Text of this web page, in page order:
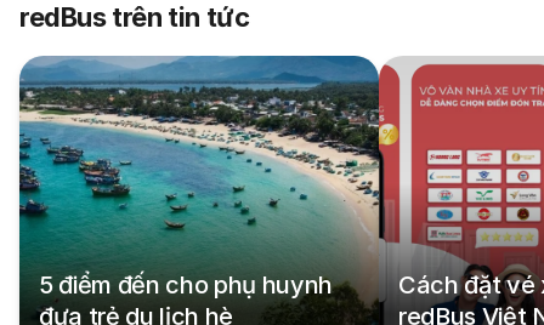
redBus trên tin tức
5 điểm đến cho phụ huynh
đưa trẻ du lịch hè
Cách đặt vé
redBus Việt